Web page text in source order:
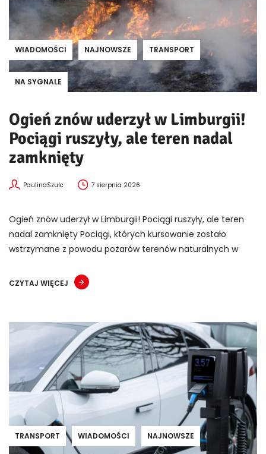
WIADOMOŚCI NAJNOWSZE TRANSPORT
NA SYGNALE
Ogień znów uderzył w Limburgii!
Pociągi ruszyły, ale teren nadal
zamknięty
PaulinaSzulc 7 sierpnia 2026
Ogień znów uderzył w Limburgii! Pociągi ruszyły, ale teren
nadal zamknięty Pociągi, których kursowanie zostało
wstrzymane z powodu pożarów terenów naturalnych w
CZYTAJ WIĘCEJ
TRANSPORT WIADOMOŚCI NAJNOWSZE